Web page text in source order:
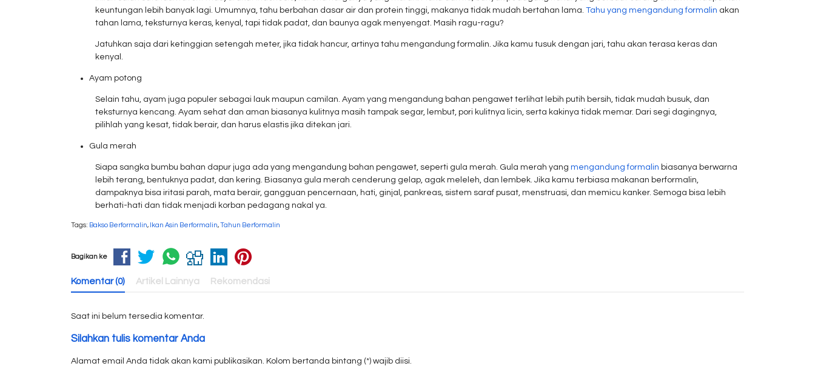
keuntungan lebih banyak lagi. Umumnya, tahu berbahan dasar air dan protein tinggi, makanya tidak mudah bertahan lama. Tahu yang mengandung formalin akan
tahan lama, teksturnya keras, kenyal, tapi tidak padat, dan baunya agak menyengat. Masih ragu-ragu?
Jatuhkan saja dari ketinggian setengah meter, jika tidak hancur, artinya tahu mengandung formalin. Jika kamu tusuk dengan jari, tahu akan terasa keras dan
kenyal.
Ayam potong
Selain tahu, ayam juga populer sebagai lauk maupun camilan. Ayam yang mengandung bahan pengawet terlihat lebih putih bersih, tidak mudah busuk, dan
teksturnya kencang. Ayam sehat dan aman biasanya kulitnya masih tampak segar, lembut, pori kulitnya licin, serta kakinya tidak memar. Dari segi dagingnya,
pilihlah yang kesat, tidak berair, dan harus elastis jika ditekan jari.
Gula merah
Siapa sangka bumbu bahan dapur juga ada yang mengandung bahan pengawet, seperti gula merah. Gula merah yang mengandung formalin biasanya berwarna
lebih terang, bentuknya padat, dan kering. Biasanya gula merah cenderung gelap, agak meleleh, dan lembek. Jika kamu terbiasa makanan berformalin,
dampaknya bisa iritasi parah, mata berair, gangguan pencernaan, hati, ginjal, pankreas, sistem saraf pusat, menstruasi, dan memicu kanker. Semoga bisa lebih
berhati-hati dan tidak menjadi korban pedagang nakal ya.
Tags: Bakso Berformalin, Ikan Asin Berformalin,Tahun Berformalin
Bagikan ke
Komentar (0) Artikel Lainnya Rekomendasi
Saat ini belum tersedia komentar.
Silahkan tulis komentar Anda
Alamat email Anda tidak akan kami publikasikan. Kolom bertanda bintang (*) wajib diisi.